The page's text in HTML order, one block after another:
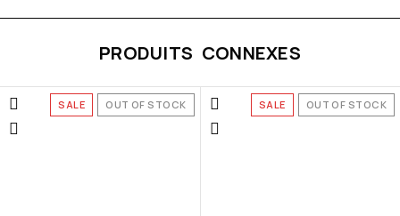
PRODUITS CONNEXES
SALE OUT OF STOCK SALE OUT OF STOCK